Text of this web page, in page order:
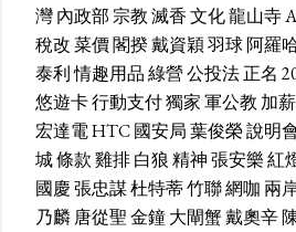
灣內政部宗教滅香文化龍山寺
稅改菜價閣揆戴資穎羽球阿羅
泰利情趣用品綠營公投法正名
悠遊卡行動支付獨家軍公教 加薪
宏達電HTC國安局葉俊榮說明
城條款雞排白狼精神張安樂紅
國慶張忠謀杜特蒂竹聯網咖 兩
乃麟唐從聖金鐘大閘蟹戴奧辛